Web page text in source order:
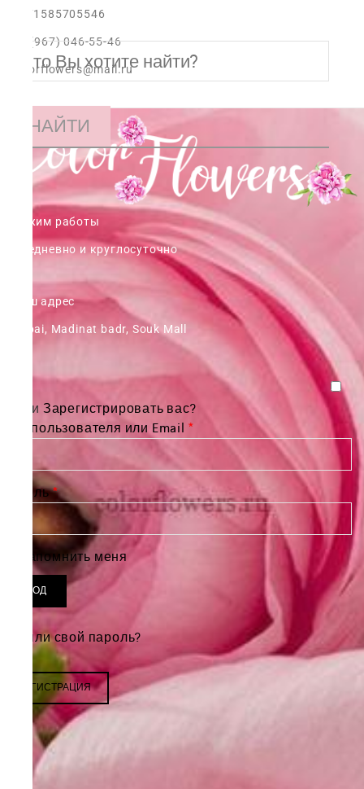
+971585705546
+7 (967) 046-55-46
colorflowers@mail.ru
Режим работы
ежедневно и круглосуточно
Наш адрес
Dubai, Madinat badr, Souk Mall
Войти Зарегистрировать вас?
Имя пользователя или Email *Обязательно
Пароль*Обязательно
Запомнить меня
ВХОД
Забыли свой пароль?
РЕГИСТРАЦИЯ
НАЙТИ